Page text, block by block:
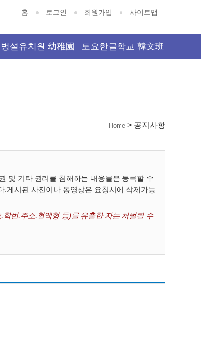
홈 로그인 회원가입 사이트맵
병설유치원 幼稚園 토요한글학교 韓文班
Home > 공지사항
및 기타 권리를 침해하는 내용물은 등록할 수
게시된 사진이나 동영상은 요청시에 삭제가능
번,주소,혈액형 등)를 유출한 자는 처벌될 수